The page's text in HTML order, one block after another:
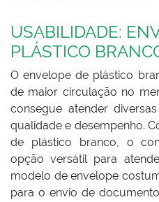
USABILIDADE:
PLÁSTICO
O envelope de plástico
de maior circulação no
consegue atender
qualidade e desempenho.
de plástico branco, o
opção versátil para
modelo de envelope
para o envio de